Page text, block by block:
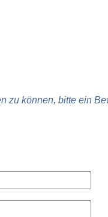
zu können, bitte ein